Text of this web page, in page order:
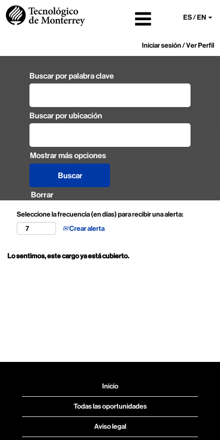
ES / EN
Iniciar sesión / Ver Perfil
Buscar por palabra clave
Buscar por ubicación
Mostrar más opciones
Borrar
Seleccione la frecuencia (en días) para recibir una alerta:
Crear alerta
Lo sentimos, este cargo ya está cubierto.
Inicio
Todas las oportunidades
Aviso legal